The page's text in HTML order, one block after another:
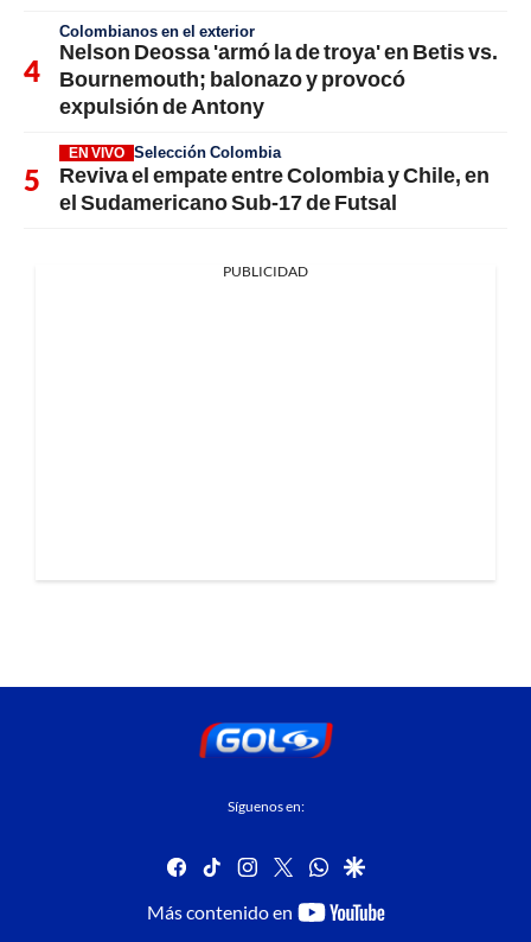
Colombianos en el exterior
Nelson Deossa 'armó la de troya' en Betis vs.
Bournemouth; balonazo y provocó
expulsión de Antony
EN VIVO Selección Colombia
Reviva el empate entre Colombia y Chile, en
el Sudamericano Sub-17 de Futsal
PUBLICIDAD
Síguenos en:
facebook
tiktok instagram
twitterwhatsapp
google
Más contenido en
youtube-